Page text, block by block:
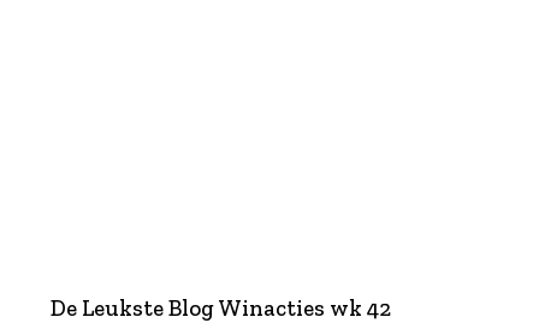
De Leukste Blog Winacties wk 42